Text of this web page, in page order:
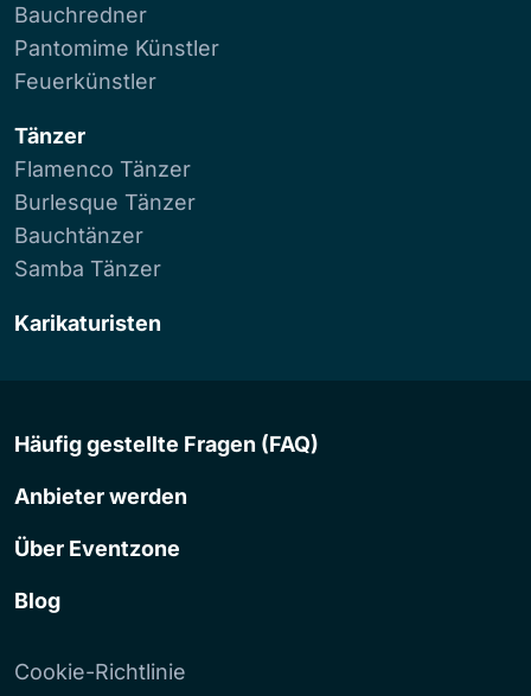
Bauchredner
Pantomime Künstler
Feuerkünstler
Tänzer
Flamenco Tänzer
Burlesque Tänzer
Bauchtänzer
Samba Tänzer
Karikaturisten
Häufig gestellte Fragen (FAQ)
Anbieter werden
Über Eventzone
Blog
Cookie-Richtlinie